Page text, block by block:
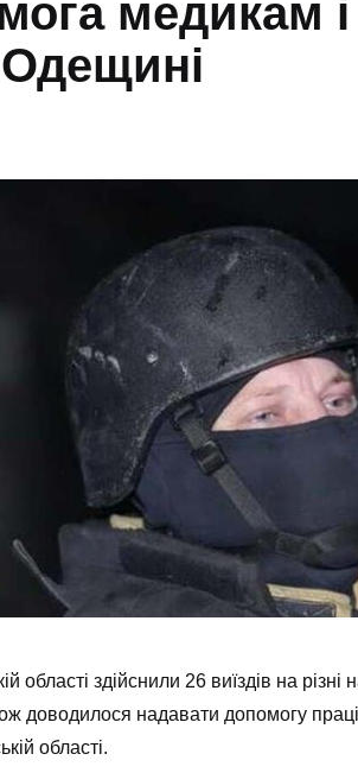
медикам
здійснили 26 виїздів на
доводилося надавати допомогу
області.